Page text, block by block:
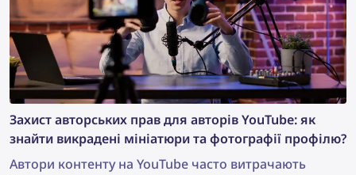
Захист авторських прав для авторів YouTube: як
знайти викрадені мініатюри та фотографії профілю?
Автори контенту на YouTube часто витрачають